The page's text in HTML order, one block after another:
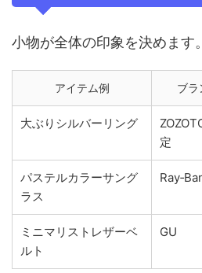
小物が全体の印象を決めます。
アイテム例 ブラ
大ぶりシルバーリング
定
パステルカラーサング
ラス
ミニマリストレザーベ
ルト
GU